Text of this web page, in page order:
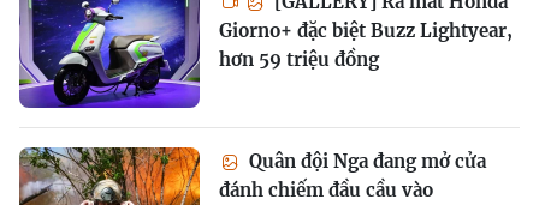
Giorno+ đặc biệt Buzz Lightyear,
hơn 59 triệu đồng
Quân đội Nga đang mở cửa
đánh chiếm đầu cầu vào